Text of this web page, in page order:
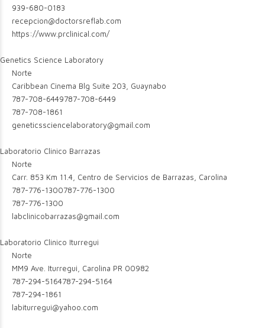
939-680-0183
recepcion@doctorsreflab.com
https://www.prclinical.com/
Genetics Science Laboratory
Norte
Caribbean Cinema Blg Suite 203, Guaynabo
787-708-6449787-708-6449
787-708-1861
geneticssciencelaboratory@gmail.com
Laboratorio Clinico Barrazas
Norte
Carr. 853 Km 11.4, Centro de Servicios de Barrazas, Carolina
787-776-1300787-776-1300
787-776-1300
labclinicobarrazas@gmail.com
Laboratorio Clinico Iturregui
Norte
MM9 Ave. Iturregui, Carolina PR 00982
787-294-5164787-294-5164
787-294-1861
labiturregui@yahoo.com